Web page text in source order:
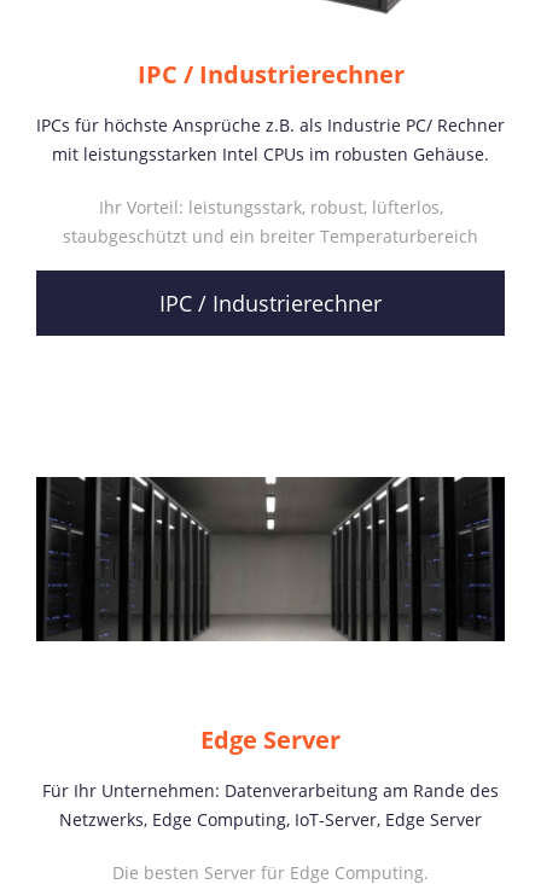
IPC / Industrierechner
IPCs für höchste Ansprüche z.B. als Industrie PC/ Rechner
mit leistungsstarken Intel CPUs im robusten Gehäuse.
Ihr Vorteil: leistungsstark, robust, lüfterlos,
staubgeschützt und ein breiter Temperaturbereich
IPC / Industrierechner
Edge Server
Für Ihr Unternehmen: Datenverarbeitung am Rande des
Netzwerks, Edge Computing, IoT-Server, Edge Server
Die besten Server für Edge Computing.